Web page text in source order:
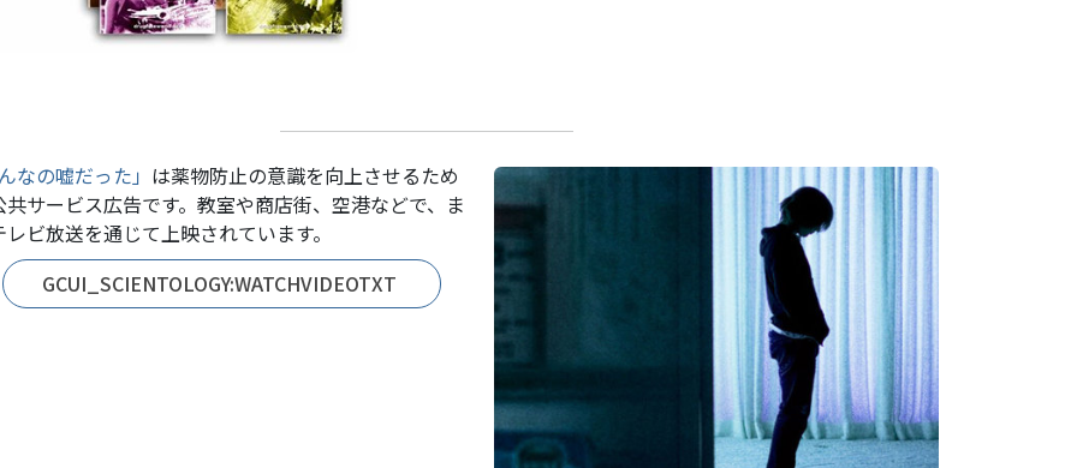
なの嘘だった」 は薬物防止の意識を向上させるため
共サービス広告です。教室や商店街、空港などで、ま
レビ放送を通じて上映されています。
GCUI_SCIENTOLOGY:WATCHVIDEOTXT